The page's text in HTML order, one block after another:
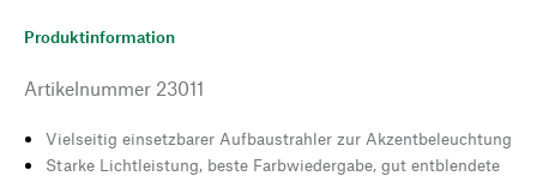
Produktinformation
Artikelnummer 23011
Vielseitig einsetzbarer Aufbaustrahler zur Akzentbeleuchtung
Starke Lichtleistung, beste Farbwiedergabe, gut entblendete